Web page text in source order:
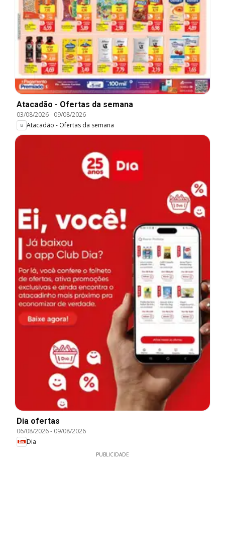
Atacadão - Ofertas da semana
03/08/2026- 09/08/2026
Atacadão - Ofertas da semana
Dia ofertas
06/08/2026- 09/08/2026
Dia
PUBLICIDADE